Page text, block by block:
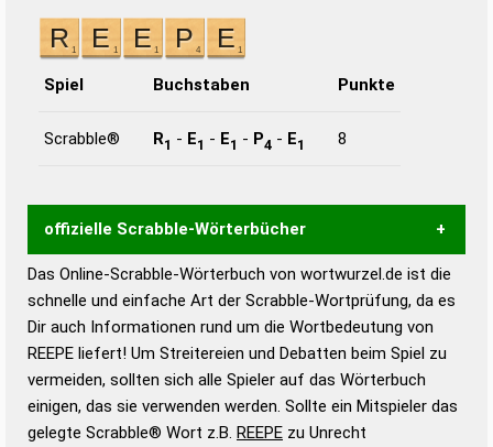
Spiel Buchstaben Punkte
Scrabble® R1 - E1 - E1 - P4 - E1 8
offizielle Scrabble-Wörterbücher
Wortwurzel liefert mit Hilfe eines semantischen
Wortanalyse-Algorithmus gute Anhaltspunkte zu
Wortbedeutung, Worttrennung und Wortform, um die
Gültigkeit eines Wortes für das Scrabble-Spiel zu
bestimmen!
zugelassene Turnier Scrabble-
Wörterbücher sind:
Das Online-Scrabble-Wörterbuch von wortwurzel.de ist die
schnelle und einfache Art der Scrabble-Wortprüfung, da es
Dir auch Informationen rund um die Wortbedeutung von
REEPE liefert! Um Streitereien und Debatten beim Spiel zu
vermeiden, sollten sich alle Spieler auf das Wörterbuch
einigen, das sie verwenden werden. Sollte ein Mitspieler das
gelegte Scrabble® Wort z.B. REEPE zu Unrecht